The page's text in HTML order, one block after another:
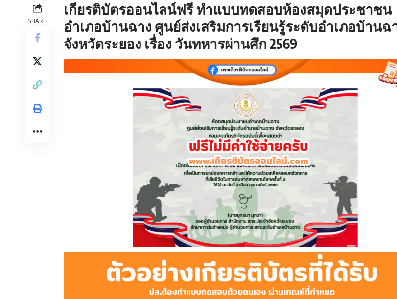
SHARE
เกียรติบัตรออนไลน์ฟรีทำแบบทดสอบห้องสมุดประชาชน
อำเภอบ้านฉาง ศูนย์ส่งเสริมการเรียนรู้ระดับอำเภอบ้านฉ
จังหวัดระยอง เรื่อง วันทหารผ่านศึก 2569